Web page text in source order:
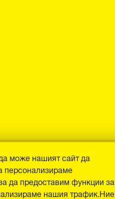
може нашият сайт да
персонализираме
да предоставим функции за
нашия трафик.Ние